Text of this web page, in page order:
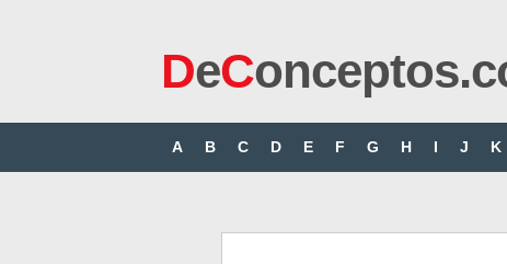
DeC
A B C D E F G H I J K